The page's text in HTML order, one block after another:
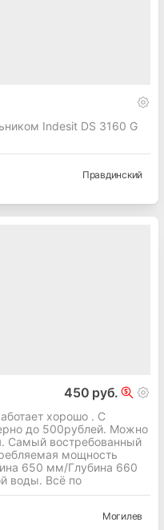
Indesit DS 3160 G
Правдинский
450 руб.
хорошо . С
до 500рублей. Можно
Самый востребованный
мощность
650 мм/Глубина 660
воды. Всё по
Могилев